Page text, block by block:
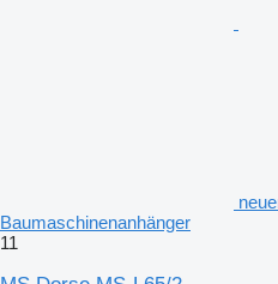
Baumaschinenanhänger
11